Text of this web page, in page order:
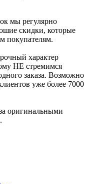
мы регулярно
скидки, которые
покупателям.
характер
НЕ стремимся
заказа. Возможно
уже более 7000
оригинальными